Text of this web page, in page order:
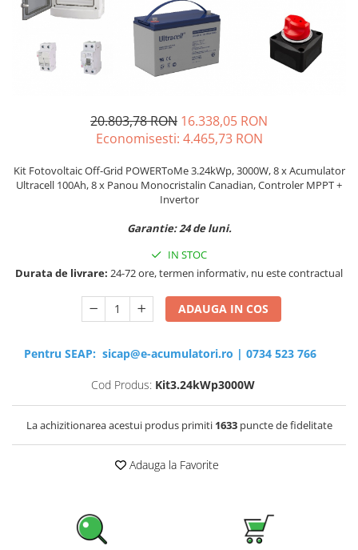
Sisteme de management (BMS)
Redresoare, incarcatoare si testere
Redresoare auto, moto, barci si
20.803,78 RON 16.338,05 RON
Economisesti: 4.465,73 RON
Kit Fotovoltaic Off-Grid POWERToMe 3.24kWp, 3000W, 8 x Acumulator
Ultracell 100Ah, 8 x Panou Monocristalin Canadian, Controler MPPT +
Invertor
Garantie: 24 de luni.
IN STOC
Durata de livrare: 24-72 ore, termen informativ, nu este contractual
ADAUGA IN COS
Pentru SEAP: sicap@e-acumulatori.ro | 0734 523 766
Cod Produs: Kit3.24kWp3000W
La achizitionarea acestui produs primiti 1633puncte de fidelitate
Adauga la Favorite